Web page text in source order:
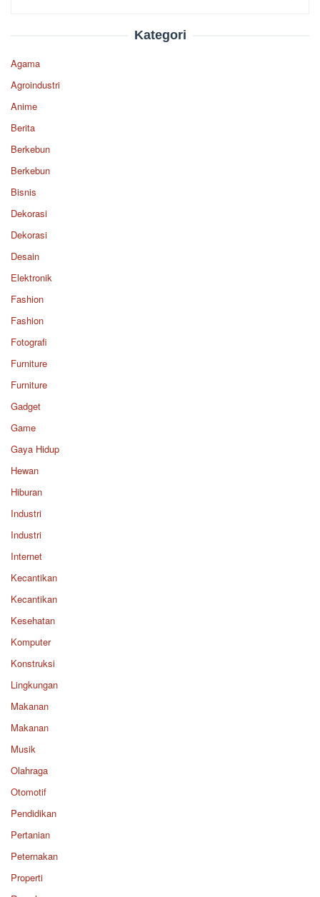
Kategori
Agama
Agroindustri
Anime
Berita
Berkebun
Berkebun
Bisnis
Dekorasi
Dekorasi
Desain
Elektronik
Fashion
Fashion
Fotografi
Furniture
Furniture
Gadget
Game
Gaya Hidup
Hewan
Hiburan
Industri
Industri
Internet
Kecantikan
Kecantikan
Kesehatan
Komputer
Konstruksi
Lingkungan
Makanan
Makanan
Musik
Olahraga
Otomotif
Pendidikan
Pertanian
Peternakan
Properti